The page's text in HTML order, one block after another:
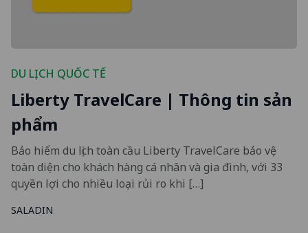
DU LỊCH QUỐC TẾ
Liberty TravelCare | Thông tin sản
phẩm
Bảo hiểm du lịch toàn cầu Liberty TravelCare bảo vệ
toàn diện cho khách hàng cá nhân và gia đình, với 33
quyền lợi cho nhiều loại rủi ro khi […]
SALADIN